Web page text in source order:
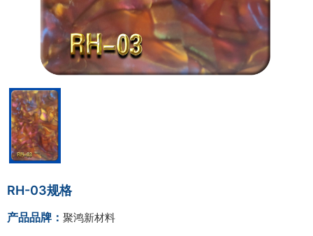
RH-03规格
产品品牌： 聚鸿新材料